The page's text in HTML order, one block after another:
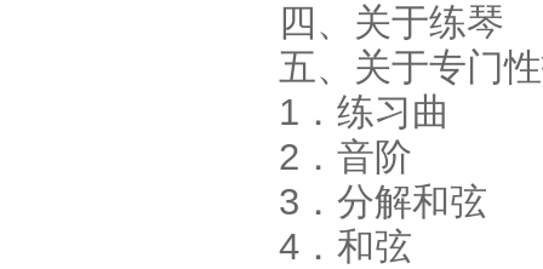
四、关于练琴
五、关于专门
1．练习曲
2．音阶
3．分解和弦
4．和弦